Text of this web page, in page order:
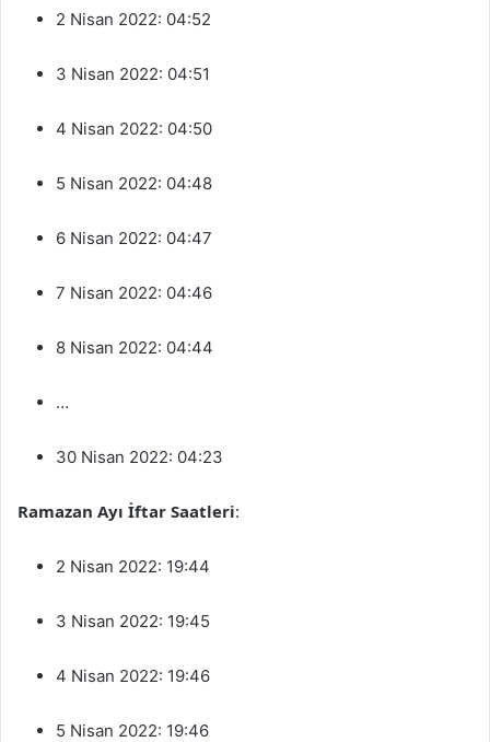
2 Nisan 2022: 04:52
3 Nisan 2022: 04:51
4 Nisan 2022: 04:50
5 Nisan 2022: 04:48
6 Nisan 2022: 04:47
7 Nisan 2022: 04:46
8 Nisan 2022: 04:44
…
30 Nisan 2022: 04:23
Ramazan Ayı İftar Saatleri:
2 Nisan 2022: 19:44
3 Nisan 2022: 19:45
4 Nisan 2022: 19:46
5 Nisan 2022: 19:46